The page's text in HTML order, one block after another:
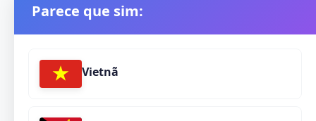
Parece que sim:
Vietnã